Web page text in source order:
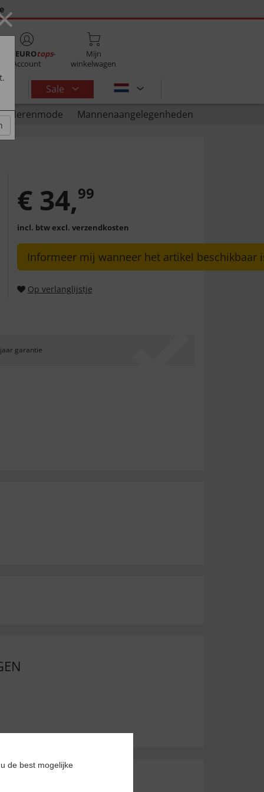
EUROtops-
Account
Mijn
winkelwagen
Sale
Herenmode Mannenaangelegenheden
€ 34,99
incl. btwexcl. verzendkosten
Informeer mij wanneer het artikel beschikbaar
Op verlanglijstje
garantie
de best mogelijke